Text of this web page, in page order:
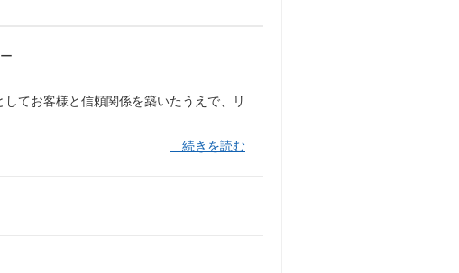
てお客様と信頼関係を築いたうえで、リ
…続きを読む